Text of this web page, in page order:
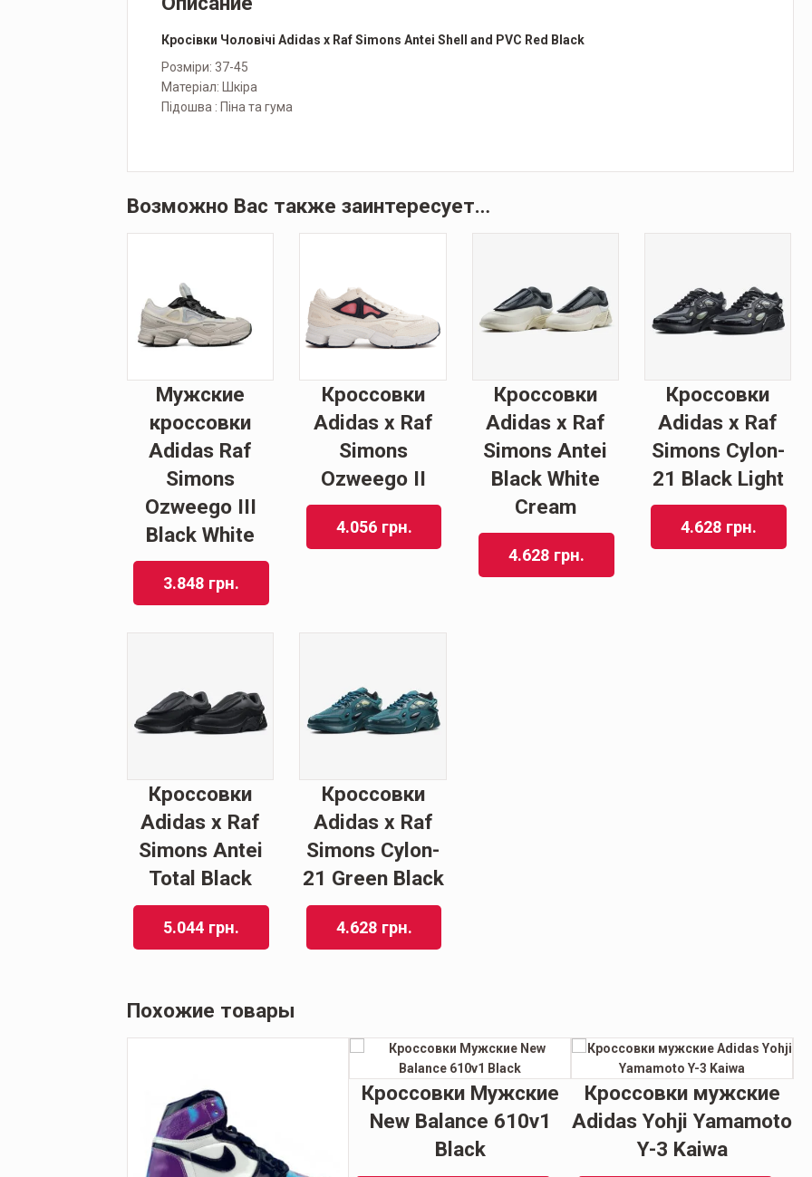
Кросівки Чоловічі Adidas x Raf Simons Antei Shell and PVC Red Black
Розміри: 37-45
Матеріал: Шкіра
Підошва : Піна та гума
Возможно Вас также заинтересует…
Мужские
кроссовки
Adidas Raf
Simons
Ozweego III
Black White
3.848 грн.
Кроссовки
Adidas x Raf
Simons
Ozweego II
4.056 грн.
Кроссовки
Adidas x Raf
Simons Antei
Black White
Cream
4.628 грн.
Кроссовки
Adidas x Raf
Simons Cylon-
21 Black Light
4.628 грн.
Кроссовки
Adidas x Raf
Simons Antei
Total Black
5.044 грн.
Кроссовки
Adidas x Raf
Simons Cylon-
21 Green Black
4.628 грн.
Похожие товары
Кроссовки Мужские
New Balance 610v1
Black
Кроссовки мужские
Adidas Yohji Yamamoto
Y-3 Kaiwa